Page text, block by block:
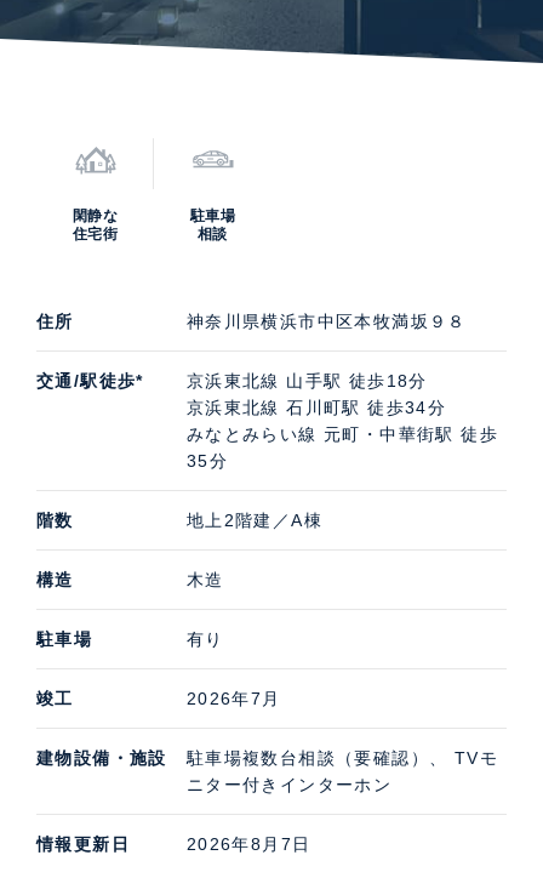
閑静な
住宅街
駐車場
相談
住所 神奈川県横浜市中区本牧満坂９８
交通/駅徒歩*
京浜東北線 山手駅 徒歩18分
京浜東北線 石川町駅 徒歩34分
みなとみらい線 元町・中華街駅 徒歩
35分
階数 地上2階建／A棟
構造 木造
駐車場 有り
竣工 2026年7月
建物設備・施設
駐車場複数台相談（要確認）、 TVモ
ニター付きインターホン
情報更新日 2026年8月7日